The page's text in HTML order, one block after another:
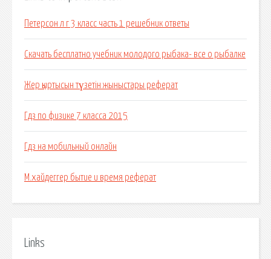
Петерсон л г 3 класс часть 1 решебник ответы
Скачать бесплатно учебник молодого рыбака- все о рыбалке
Жер қыртысын түзетін жыныстары реферат
Гдз по физике 7 класса 2015
Гдз на мобильный онлайн
М.хайдеггер бытие и время реферат
Links